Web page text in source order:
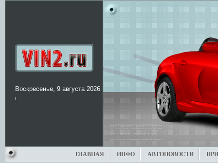
Воскресенье, 9 августа 2026
г.
ГЛАВНАЯ ИНФО АВТОНОВОСТИ